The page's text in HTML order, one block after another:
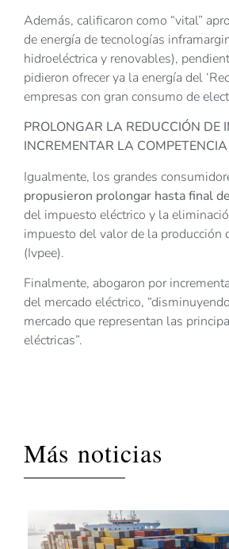
Además, calificaron como “vital”
de energía de tecnologías
hidroeléctrica y renovables),
pidieron ofrecer ya la energía del
empresas con gran consumo de
PROLONGAR LA REDUCCIÓN DE
INCREMENTAR LA COMPETENCIA
Igualmente, los grandes
propusieron prolongar hasta final
del impuesto eléctrico y la
impuesto del valor de la producción
(Ivpee).
Finalmente, abogaron por
del mercado eléctrico,
mercado que representan las
eléctricas”.
Más noticias